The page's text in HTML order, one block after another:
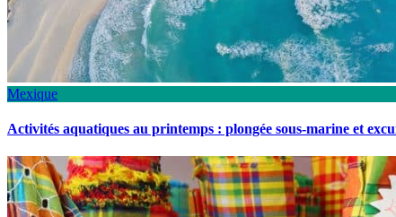
Mexique
Activités aquatiques au printemps : plongée sous-marine et